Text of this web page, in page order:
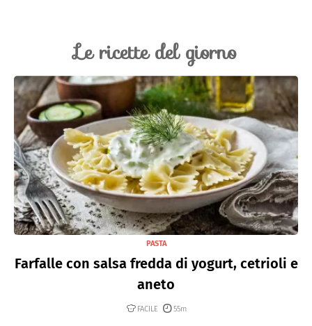
Le ricette del giorno
PASTA
Farfalle con salsa fredda di yogurt, cetrioli e
aneto
FACILE 55m